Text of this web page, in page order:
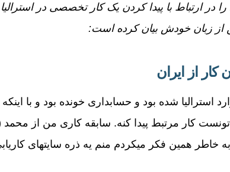
در ارتباط با پیدا کردن یک کار تخصصی در
از زبان خودش بیان کرده است:
کار از ایران
استرالیا شده بود و حسابداری خونده بود و با
کار مرتبط پیدا کنه. سابقه کاری من از محمد
همین فکر میکردم منم یه ذره سایتهای کاریابی